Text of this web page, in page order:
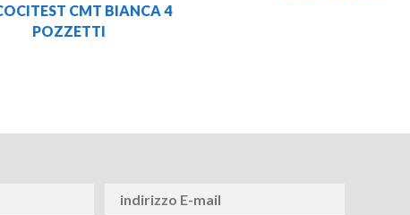
CMT BIANCA 4
POZZETTI